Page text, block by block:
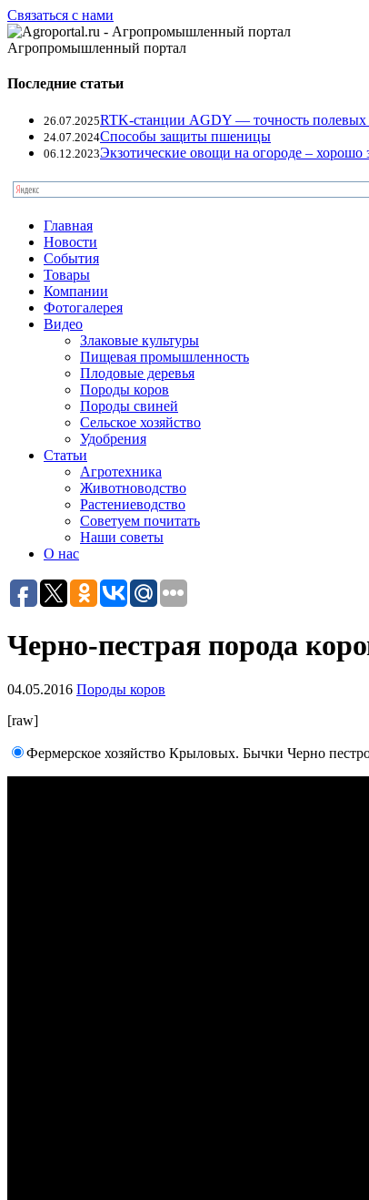
Связаться с нами
Агропромышленный портал
Последние статьи
26.07.2025RTK-станции AGDY — точность полевых
24.07.2024Способы защиты пшеницы
06.12.2023Экзотические овощи на огороде – хорошо
Главная
Новости
События
Товары
Компании
Фотогалерея
Видео
Злаковые культуры
Пищевая промышленность
Плодовые деревья
Породы коров
Породы свиней
Сельское хозяйство
Удобрения
Статьи
Агротехника
Животноводство
Растениеводство
Советуем почитать
Наши советы
О нас
Черно-пестрая порода
04.05.2016 Породы коров
[raw]
Фермерское хозяйство Крыловых. Бычки Черно